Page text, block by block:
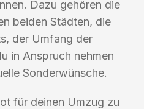
Dazu gehören die
beiden Städten, die
der Umfang der
in Anspruch nehmen
Sonderwünsche.
für deinen Umzug zu